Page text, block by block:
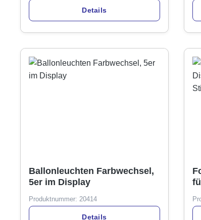
Details
Ballonleuchten Farbwechsel,
5er im Display
Produktnummer: 20414
Details